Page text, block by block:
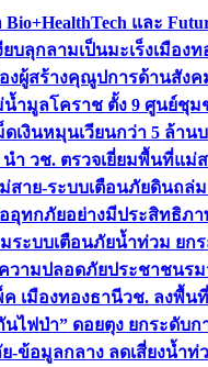
และ
บลุกลามเป็นมะเร็งเมือง
งผู้สร้างคุณูปการด้านสั
ำมูลโคราช ตั้ง 9 ศูนย์ชุ
เงินหมุนเวียนกว่า 5 ล้า
นำ วช. ตรวจเยี่ยมพื้นที่แ
สาย-ระบบเตือนภัยดินถ
อุทกภัยอย่างมีประสิทธิภา
ระบบเตือนภัยน้ำท่วม ย
วามปลอดภัยประชาชนรม
เมืองทองธานีวช. ลงพื้น
ไฟป่า” ดอยตุง ยกระดับ
-ข้อมูลกลาง ลดเสี่ยงน้ำท่